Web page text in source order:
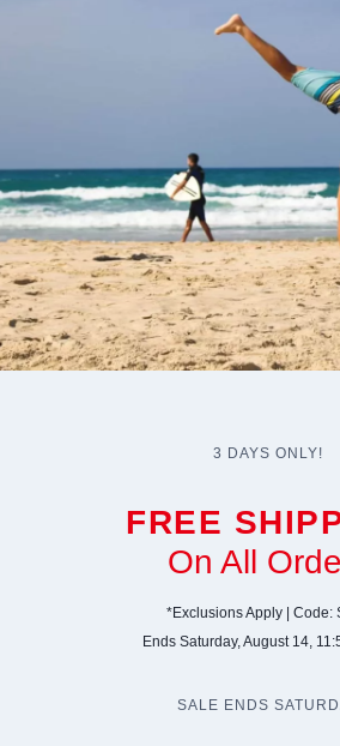
3 DAYS ONLY!
FREE
On All
*Exclusions Apply Code:
Ends Saturday,August14,
SALE ENDS